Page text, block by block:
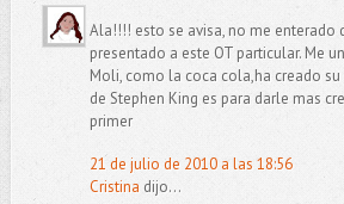
Ala!!!! esto se avisa, no me enterado
presentado a este OT particular. Me
Moli, como la coca cola,ha creado
de Stephen King es para darle mas
primer
21 de julio de 2010 a las 18:56
Cristina dijo...